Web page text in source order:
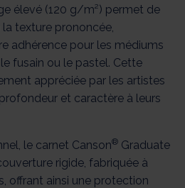
élevé (120 g/m²) permet de
texture prononcée,
adhérence pour les médiums
fusain ou le pastel. Cette
appréciée par les artistes
et caractère à leurs
le carnet Canson® Graduate
rigide, fabriquée à
offrant ainsi une protection